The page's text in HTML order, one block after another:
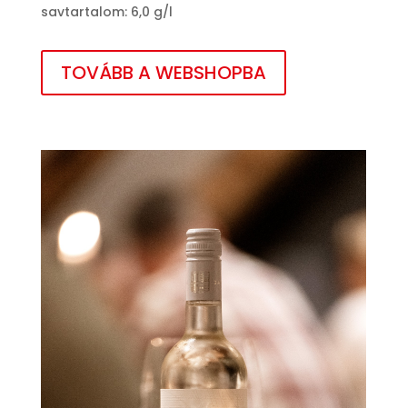
savtartalom: 6,0 g/l
TOVÁBB A WEBSHOPBA